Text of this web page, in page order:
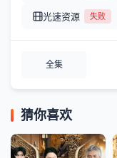
光速资源 失败
全集
猜你喜欢